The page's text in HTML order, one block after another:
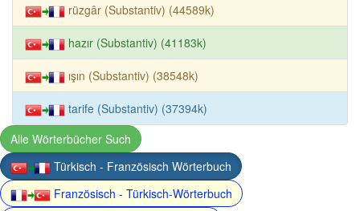
rüzgâr (Substantiv) (44589k)
hazır (Substantiv) (41183k)
ışın (Substantiv) (38548k)
tarife (Substantiv) (37394k)
Alle Wörterbücher Such
Türkisch - Französisch Wörterbuch
Französisch - Türkisch-Wörterbuch